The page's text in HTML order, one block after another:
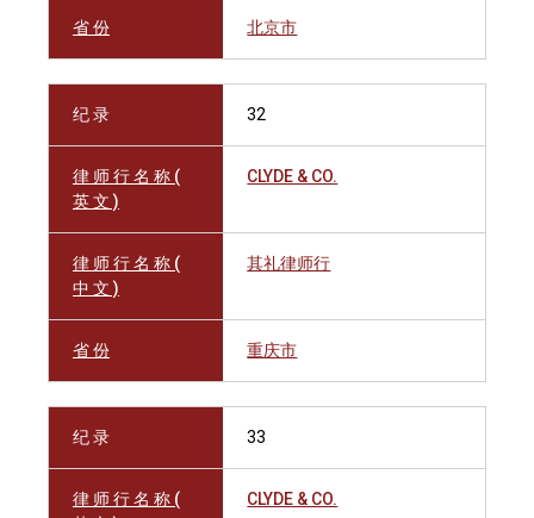
省 份 北京市
纪 录 32
律 师 行 名 称 (
英 文 )
CLYDE & CO.
律 师 行 名 称 (
中 文 )
其礼律师行
省 份 重庆市
纪 录 33
律 师 行 名 称 (
CLYDE & CO.